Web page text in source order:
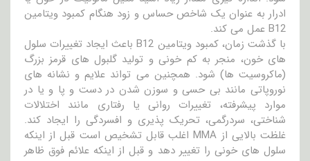
ادرار به عنوان یک شاخص حساس و زود هنگام کمبود ویتامین
B12 عمل می کند.
با گذشت زمان، کمبود ویتامین B12 باعث ایجاد تغییرات سلول
های خون، منجر به کم خونی و تولید گلبول های قرمز بزرگ
(ماکروسیت ها) شود. همچنین می تواند علایم و نشانه های
نوروپاتی مانند بی حسی و سوزن شدن در دست و پا و یا در
موارد پیشرفته، تغییرات روانی یا رفتاری مانند اختلالات
شناختی، سردرگمی، تحریک پذیری و افسردگی را ایجاد کند.
غلظت بالایی از MMA اغلب قابل تشخیص است قبل از اینکه
سلول های خونی را تغییر دهد و قبل از اینکه علائم فوق ظاهر